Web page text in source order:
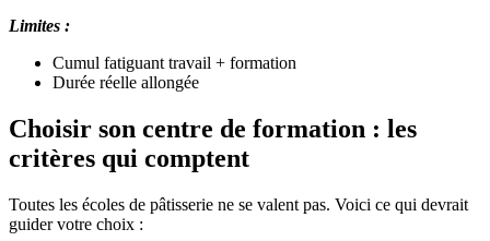
Limites :
Cumul fatiguant travail + formation
Durée réelle allongée
Choisir son centre de formation : les
critères qui comptent
Toutes les écoles de pâtisserie ne se valent pas. Voici ce qui devrait
guider votre choix :